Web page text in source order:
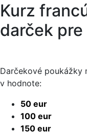
Kurz
darček pre
Darčekové poukážky
v hodnote:
50 eur
100 eur
150 eur